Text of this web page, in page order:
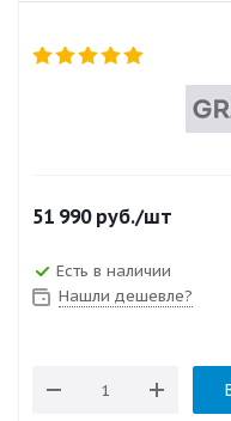
51 990руб./шт
Есть в наличии
Нашли дешевле?